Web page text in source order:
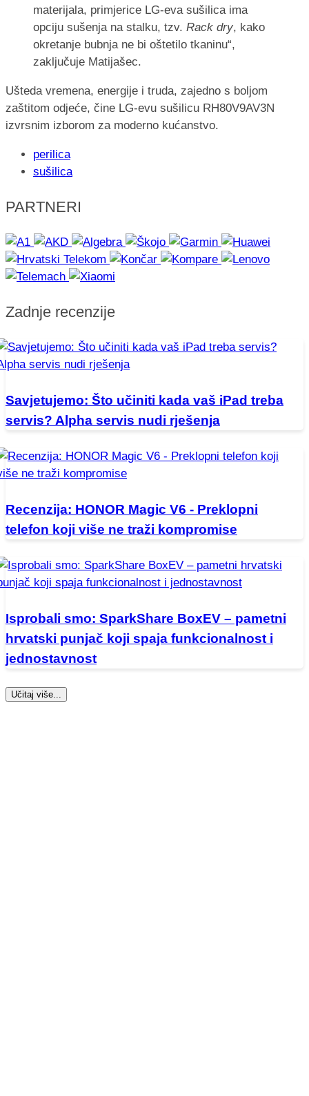
materijala, primjerice LG-eva sušilica ima
opciju sušenja na stalku, tzv. Rack dry, kako
okretanje bubnja ne bi oštetilo tkaninu“,
zaključuje Matijašec.
Ušteda vremena, energije i truda, zajedno s boljom
zaštitom odjeće, čine LG-evu sušilicu RH80V9AV3N
izvrsnim izborom za moderno kućanstvo.
perilica
sušilica
PARTNERI
Zadnje recenzije
Savjetujemo: Što učiniti kada vaš iPad treba
servis? Alpha servis nudi rješenja
Recenzija: HONOR Magic V6 - Preklopni
telefon koji više ne traži kompromise
Isprobali smo: SparkShare BoxEV – pametni
hrvatski punjač koji spaja funkcionalnost i
jednostavnost
Učitaj više...